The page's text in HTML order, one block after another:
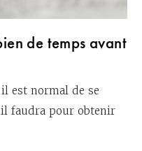
de temps avant
est normal de se
faudra pour obtenir